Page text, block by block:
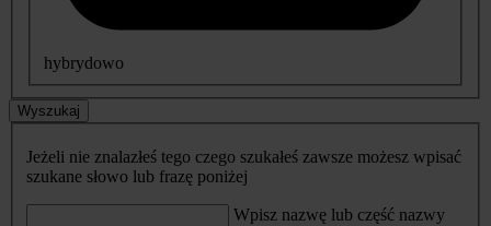
hybrydowo
Wyszukaj
Jeżeli nie znalazłeś tego czego szukałeś zawsze możesz wpisać
szukane słowo lub frazę poniżej
Wpisz nazwę lub część nazwy